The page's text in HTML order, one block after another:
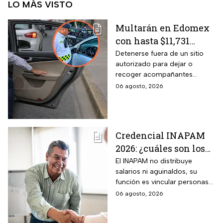
LO MÁS VISTO
Multarán en Edomex
con hasta $11,731
pesos a todos los
conductores que
realicen esta práctica
tan común para subir
Detenerse fuera de un sitio
autorizado para dejar o
recoger acompañantes
puede salir carísimo en
del Reglamento de Tránsito
estatal mexiquense.
06 agosto, 2026
Credencial INAPAM
2026: ¿cuáles son los
requisitos para
tramitarla gratis y
cómo acceder a un
empleo de $9,582 al
El INAPAM no distribuye
salarios ni aguinaldos, su
función es vincular personas
con ofertas laborales, quienes
06 agosto, 2026